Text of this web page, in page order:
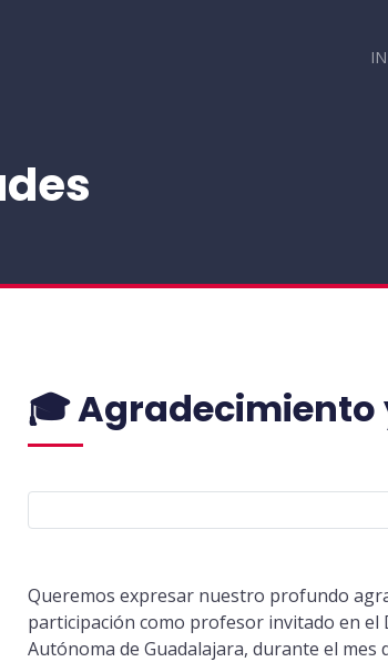
🎓 Agradecimiento
Queremos expresar nuestro profundo
participación como profesor invitado en el
Autónoma de Guadalajara, durante el mes